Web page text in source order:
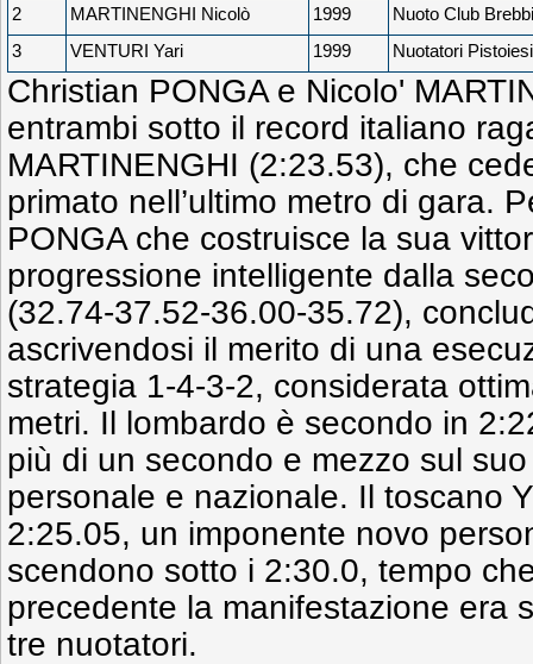
2
MARTINENGHI Nicolò 1999
Nuoto Club
3
VENTURI Yari 1999 Nuotatori Pistoiesi
Christian PONGA e Nicolo'
entrambi sotto il record italiano
MARTINENGHI (2:23.53), che
primato nell’ultimo metro di gara.
PONGA che costruisce la sua
progressione intelligente dalla
(32.74-37.52-36.00-35.72),
ascrivendosi il merito di una
strategia 1-4-3-2, considerata
metri. Il lombardo è secondo in
più di un secondo e mezzo sul
personale e nazionale. Il toscano
2:25.05, un imponente novo
scendono sotto i 2:30.0, tempo
precedente la manifestazione era
tre nuotatori.